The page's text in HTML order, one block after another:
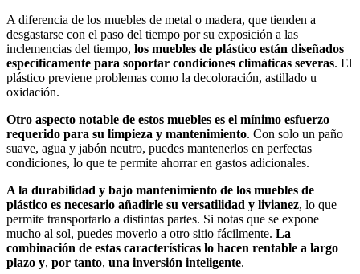
A diferencia de los muebles de metal o madera, que tienden a
desgastarse con el paso del tiempo por su exposición a las
inclemencias del tiempo, los muebles de plástico están diseñados
específicamente para soportar condiciones climáticas severas. El
plástico previene problemas como la decoloración, astillado u
oxidación.
Otro aspecto notable de estos muebles es el mínimo esfuerzo
requerido para su limpieza y mantenimiento. Con solo un paño
suave, agua y jabón neutro, puedes mantenerlos en perfectas
condiciones, lo que te permite ahorrar en gastos adicionales.
A la durabilidad y bajo mantenimiento de los muebles de
plástico es necesario añadirle su versatilidad y livianez, lo que
permite transportarlo a distintas partes. Si notas que se expone
mucho al sol, puedes moverlo a otro sitio fácilmente. La
combinación de estas características lo hacen rentable a largo
plazo y, por tanto, una inversión inteligente.